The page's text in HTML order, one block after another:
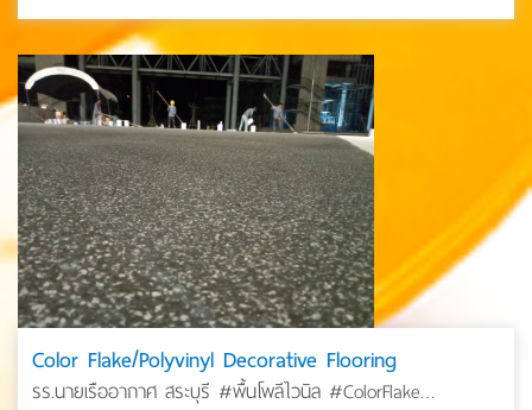
Color Flake/Polyvinyl Decorative Flooring
รร.นายเรืออากาศ สระบุรี #พื้นโพลีไวนิล #ColorFlake